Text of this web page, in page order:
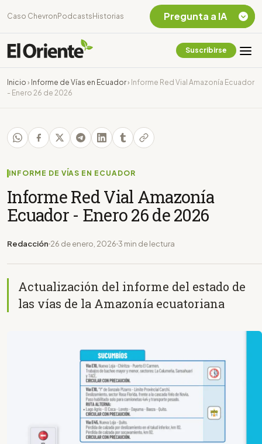
Caso Chevron Podcasts Historias
Suscribirse
Inicio › Informe de Vías en Ecuador› Informe Red Vial Amazonía Ecuador
- Enero 26 de 2026
INFORME DE VÍAS EN ECUADOR
Informe Red Vial Amazonía
Ecuador - Enero 26 de 2026
Redacción 26 de enero, 2026 3 min de lectura
Actualización del informe del estado de
las vías de la Amazonía ecuatoriana
Pregunta a IA
Chevron Ecuador